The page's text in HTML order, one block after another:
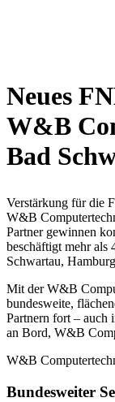
Neues
W&B
Bad
Verstärkung für die
W&B
Partner gewinnen
beschäftigt mehr als
Schwartau,
Mit der W&B
bundesweite,
Partnern fort –
an Bord, W&B
W&B
Bundesweiter